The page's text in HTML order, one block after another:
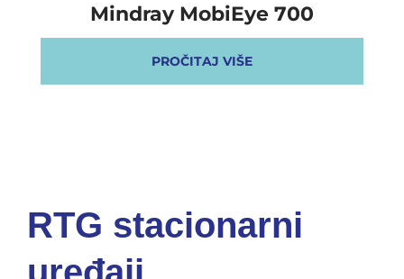
Mindray MobiEye 700
PROČITAJ VIŠE
RTG stacionarni
OSTALI UREĐAJI I OPREMA
POTROŠNI MATERIJAL